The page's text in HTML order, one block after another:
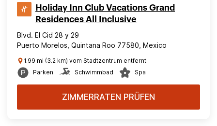
Holiday Inn Club Vacations Grand
Residences All Inclusive
Blvd. El Cid 28 y 29
Puerto Morelos, Quintana Roo 77580, Mexico
1.99 mi (3.2 km) vom Stadtzentrum entfernt
Parken
Schwimmbad Spa
ZIMMERRATEN PRÜFEN